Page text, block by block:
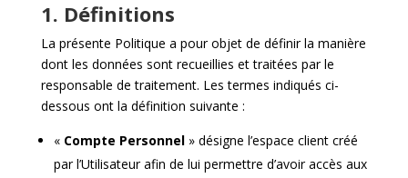
1. Définitions
La présente Politique a pour objet de définir la manière
dont les données sont recueillies et traitées par le
responsable de traitement. Les termes indiqués ci-
dessous ont la définition suivante :
« Compte Personnel » désigne l’espace client créé
par l’Utilisateur afin de lui permettre d’avoir accès aux